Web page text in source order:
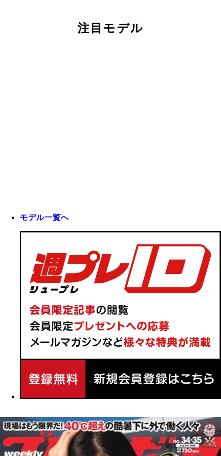
注目モデル
モデル一覧へ